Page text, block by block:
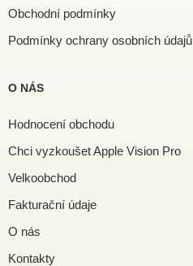
Obchodní podmínky
Podmínky ochrany osobních údajů
O NÁS
Hodnocení obchodu
Chci vyzkoušet Apple Vision Pro
Velkoobchod
Fakturační údaje
O nás
Kontakty